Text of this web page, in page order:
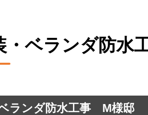
ベランダ防水
ランダ防水工事 M様邸